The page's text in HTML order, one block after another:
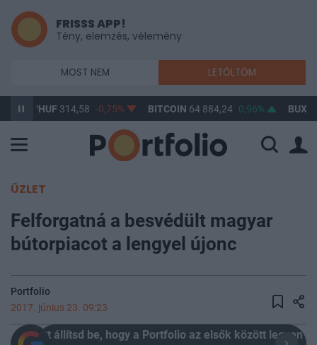
FRISSS APP!
Tény, elemzés, vélemény
MOST NEM LETÖLTÖM
HUF 314,58 -0,75% BITCOIN64 884,24 0,96% BUX 148
ÜZLET
Felforgatná a besvédült magyar
bútorpiacot a lengyel újonc
Portfolio
2017. június 23. 09:23
Itt állítsd be, hogy a Portfolio az elsők között legyen